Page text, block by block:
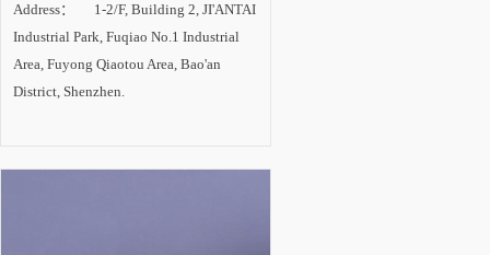
LED显示屏技术上相
域分析:1、在LED照
明领域收入占总收入
Address： 1-2/F, Building 2, JI'ANTAI
Industrial Park, Fuqiao No.1 Industrial
Area, Fuyong Qiaotou Area, Bao'an
District, Shenzhen.